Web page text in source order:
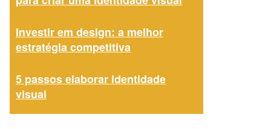
Investir em design: a melhor
estratégia competitiva
5 passos elaborar identidade
visual